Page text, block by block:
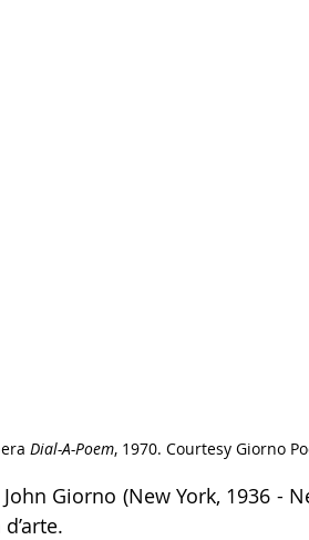
Dial-A-Poem, 1970. Courtesy Giorno
Giorno (New York, 1936 -